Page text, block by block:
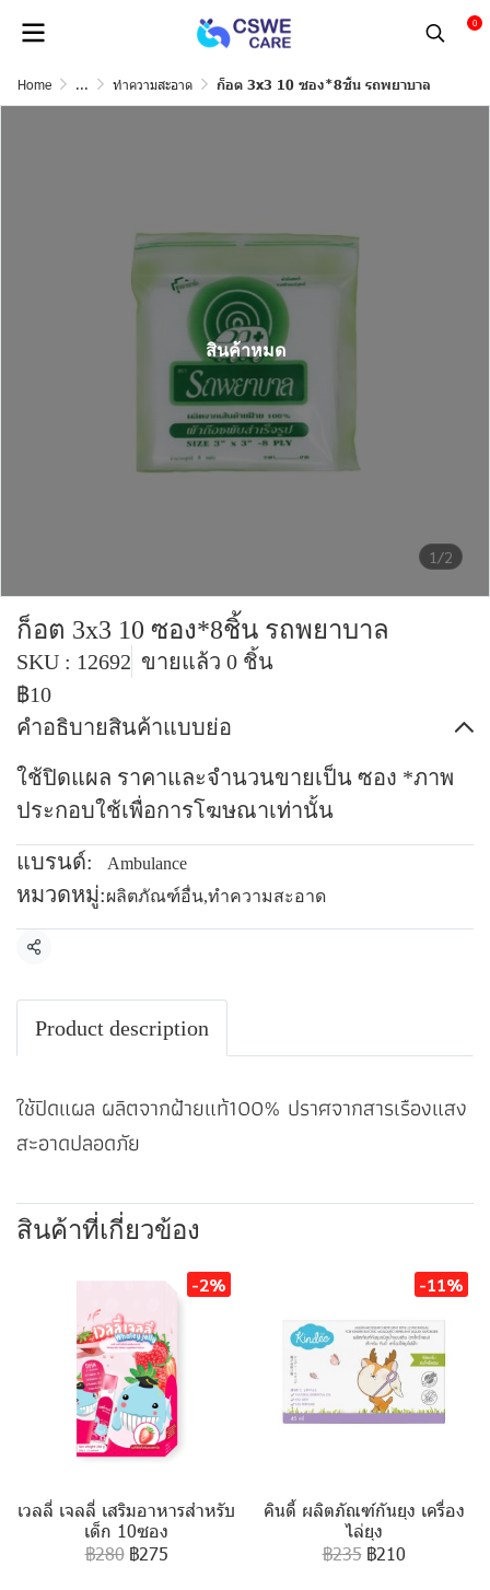
0
Home ... ทำความสะอาด ก็อต 3x3 10 ซอง*8ชิ้น รถพยาบาล
1/2
สินค้าหมด
ก็อต 3x3 10 ซอง*8ชิ้น รถพยาบาล
SKU : 12692 ขายแล้ว 0 ชิ้น
฿10
คำอธิบายสินค้าแบบย่อ
ใช้ปิดแผล ราคาและจำนวนขายเป็น ซอง *ภาพ
ประกอบใช้เพื่อการโฆษณาเท่านั้น
แบรนด์: Ambulance
หมวดหมู่:ผลิตภัณฑ์อื่น,ทำความสะอาด
แชร์
Product description
ใช้ปิดแผล ผลิตจากฝ้ายแท้100% ปราศจากสารเรืองแสง
สะอาดปลอดภัย
สินค้าที่เกี่ยวข้อง
-2%
เวลลี่ เจลลี่ เสริมอาหารสำหรับ
เด็ก 10ซอง
฿280 ฿275
-11%
คินดี้ ผลิตภัณฑ์กันยุง เครื่อง
ไล่ยุง
฿235 ฿210